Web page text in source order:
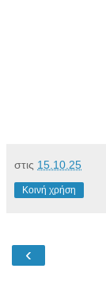
στις 15.10.25
Κοινή χρήση
‹